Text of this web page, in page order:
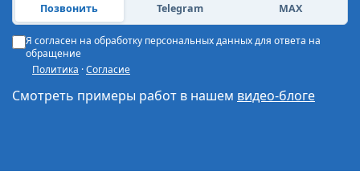
Позвонить Telegram MAX
Я согласен на обработку персональных данных для ответа на
обращение
Политика ·Согласие
Смотреть примеры работ в нашем видео-блоге